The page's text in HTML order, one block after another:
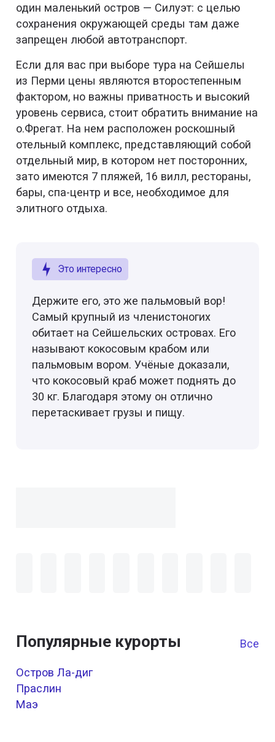
один маленький остров — Силуэт: с целью
сохранения окружающей среды там даже
запрещен любой автотранспорт.
Если для вас при выборе тура на Сейшелы
из Перми цены являются второстепенным
фактором, но важны приватность и высокий
уровень сервиса, стоит обратить внимание на
о.Фрегат. На нем расположен роскошный
отельный комплекс, представляющий собой
отдельный мир, в котором нет посторонних,
зато имеются 7 пляжей, 16 вилл, рестораны,
бары, спа-центр и все, необходимое для
элитного отдыха.
Это интересно
Держите его, это же пальмовый вор!
Самый крупный из членистоногих
обитает на Сейшельских островах. Его
называют кокосовым крабом или
пальмовым вором. Учёные доказали,
что кокосовый краб может поднять до
30 кг. Благодаря этому он отлично
перетаскивает грузы и пищу.
Популярные курорты Все
Остров Ла-диг
Праслин
Маэ